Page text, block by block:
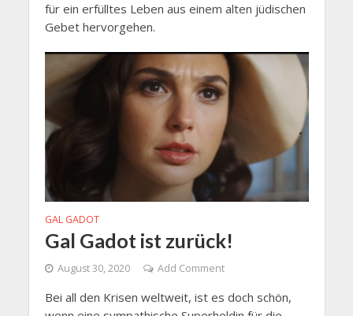
für ein erfülltes Leben aus einem alten jüdischen
Gebet hervorgehen.
GAL GADOT
Gal Gadot ist zurück!
August 30, 2020 Add Comment
Bei all den Krisen weltweit, ist es doch schön,